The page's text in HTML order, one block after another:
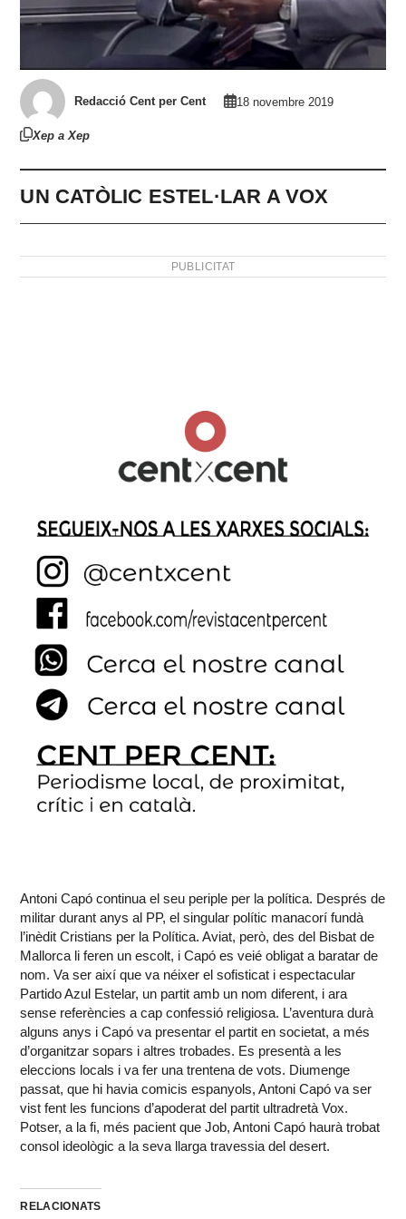
Redacció Cent per Cent 18 novembre 2019
Xep a Xep
UN CATÒLIC ESTEL·LAR A VOX
PUBLICITAT
Antoni Capó continua el seu periple per la política. Després de
militar durant anys al PP, el singular polític manacorí fundà
l’inèdit Cristians per la Política. Aviat, però, des del Bisbat de
Mallorca li feren un escolt, i Capó es veié obligat a baratar de
nom. Va ser així que va néixer el sofisticat i espectacular
Partido Azul Estelar, un partit amb un nom diferent, i ara
sense referències a cap confessió religiosa. L’aventura durà
alguns anys i Capó va presentar el partit en societat, a més
d’organitzar sopars i altres trobades. Es presentà a les
eleccions locals i va fer una trentena de vots. Diumenge
passat, que hi havia comicis espanyols, Antoni Capó va ser
vist fent les funcions d’apoderat del partit ultradretà Vox.
Potser, a la fi, més pacient que Job, Antoni Capó haurà trobat
consol ideològic a la seva llarga travessia del desert.
RELACIONATS